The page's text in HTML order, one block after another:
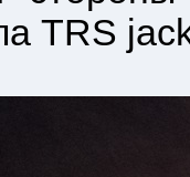
TRS